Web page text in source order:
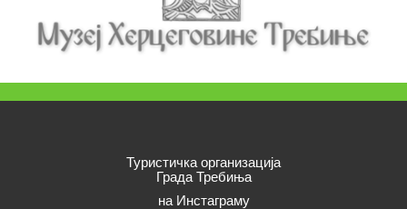
Туристичка организација
Града Требиња
на Инстаграму